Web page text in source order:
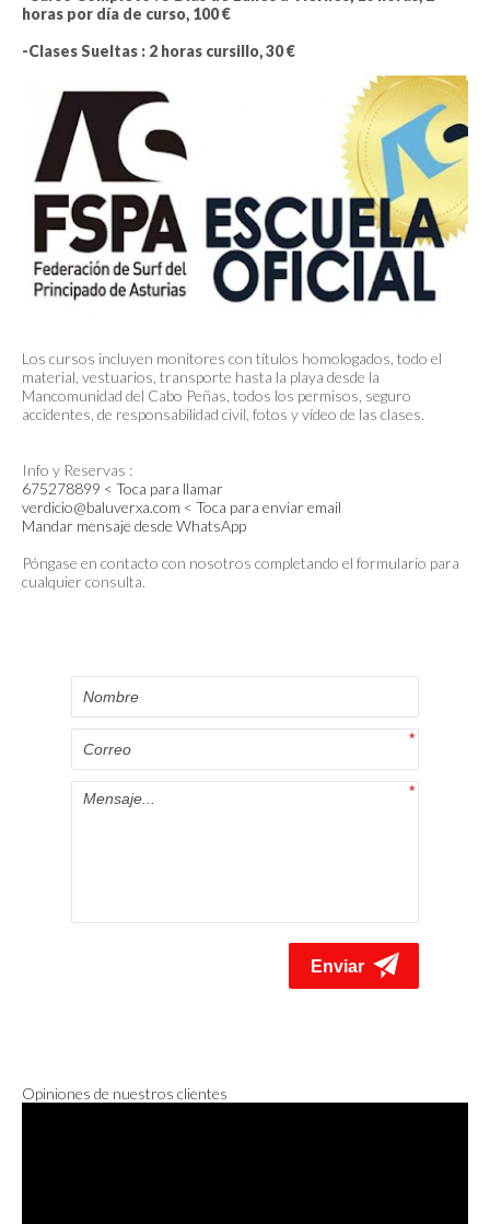
horas por día de curso, 100 €
-Clases Sueltas : 2 horas cursillo, 30 €
Los cursos incluyen monitores con títulos homologados, todo el
material, vestuarios, transporte hasta la playa desde la
Mancomunidad del Cabo Peñas , todos los permisos, seguro
accidentes, de responsabilidad civil, fotos y vídeo de las clases.
Info y Reservas :
675278899 < Toca para llamar
verdicio@baluverxa.com < Toca para enviar email
Mandar mensaje desde WhatsApp
Póngase en contacto con nosotros completando el formulario para
cualquier consulta.
Opiniones de nuestros clientes